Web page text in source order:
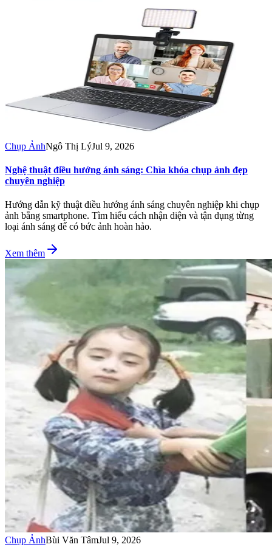
Chụp ẢnhNgô Thị LýJul 9, 2026
Nghệ thuật điều hướng ánh sáng: Chìa khóa chụp ảnh đẹp
chuyên nghiệp
Hướng dẫn kỹ thuật điều hướng ánh sáng chuyên nghiệp khi chụp
ảnh bằng smartphone. Tìm hiểu cách nhận diện và tận dụng từng
loại ánh sáng để có bức ảnh hoàn hảo.
Xem thêm
Chụp ẢnhBùi Văn TâmJul 9, 2026